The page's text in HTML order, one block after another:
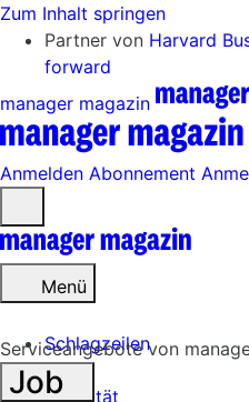
Zum Inhalt springen
Partner von Harvard
forward
manager magazin
Anmelden Abonnement
öffnen
Menü
Schlagzeilen
Mobilität
Serviceangebote von
Job